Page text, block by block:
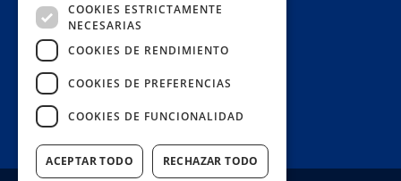
Muro de donantes
Únete aquí
COOKIES ESTRICTAMENTE
NECESARIAS
COOKIES DE RENDIMIENTO
COOKIES DE PREFERENCIAS
COOKIES DE FUNCIONALIDAD
ACEPTAR TODO RECHAZAR TODO